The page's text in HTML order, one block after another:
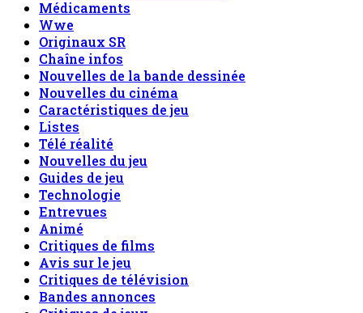
Médicaments
Wwe
Originaux SR
Chaîne infos
Nouvelles de la bande dessinée
Nouvelles du cinéma
Caractéristiques de jeu
Listes
Télé réalité
Nouvelles du jeu
Guides de jeu
Technologie
Entrevues
Animé
Critiques de films
Avis sur le jeu
Critiques de télévision
Bandes annonces